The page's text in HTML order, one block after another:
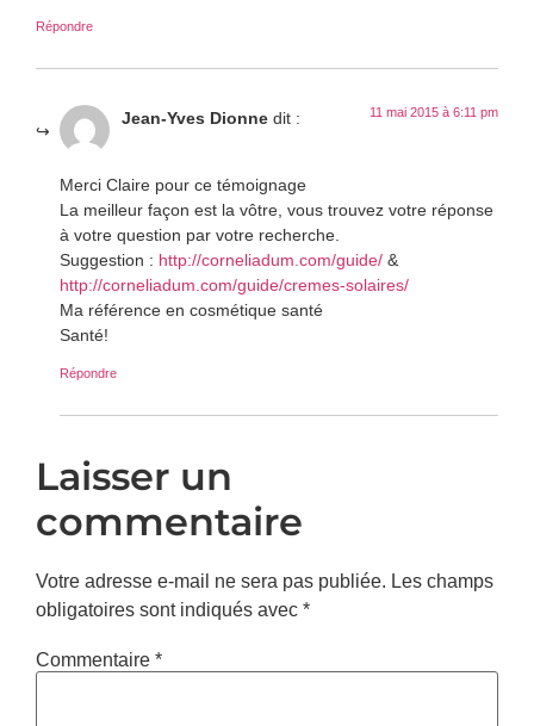
Répondre
Jean-Yves Dionne dit : 11 mai 2015 à 6:11 pm
Merci Claire pour ce témoignage
La meilleur façon est la vôtre, vous trouvez votre réponse
à votre question par votre recherche.
Suggestion : http://corneliadum.com/guide/ &
http://corneliadum.com/guide/cremes-solaires/
Ma référence en cosmétique santé
Santé!
Répondre
Laisser un
commentaire
Votre adresse e-mail ne sera pas publiée. Les champs
obligatoires sont indiqués avec*
Commentaire*